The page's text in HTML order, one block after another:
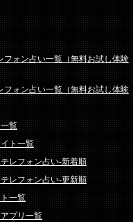
ォン占い一覧（無料お試し体験
ォン占い一覧（無料お試し体験
覧
ト一覧
レフォン占い-新着順
レフォン占い-更新順
一覧
プリ一覧